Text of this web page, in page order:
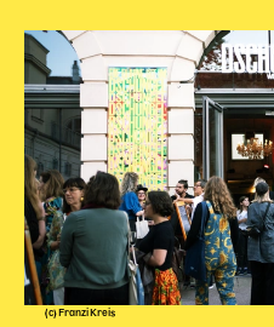
(c) Franzi Kreis